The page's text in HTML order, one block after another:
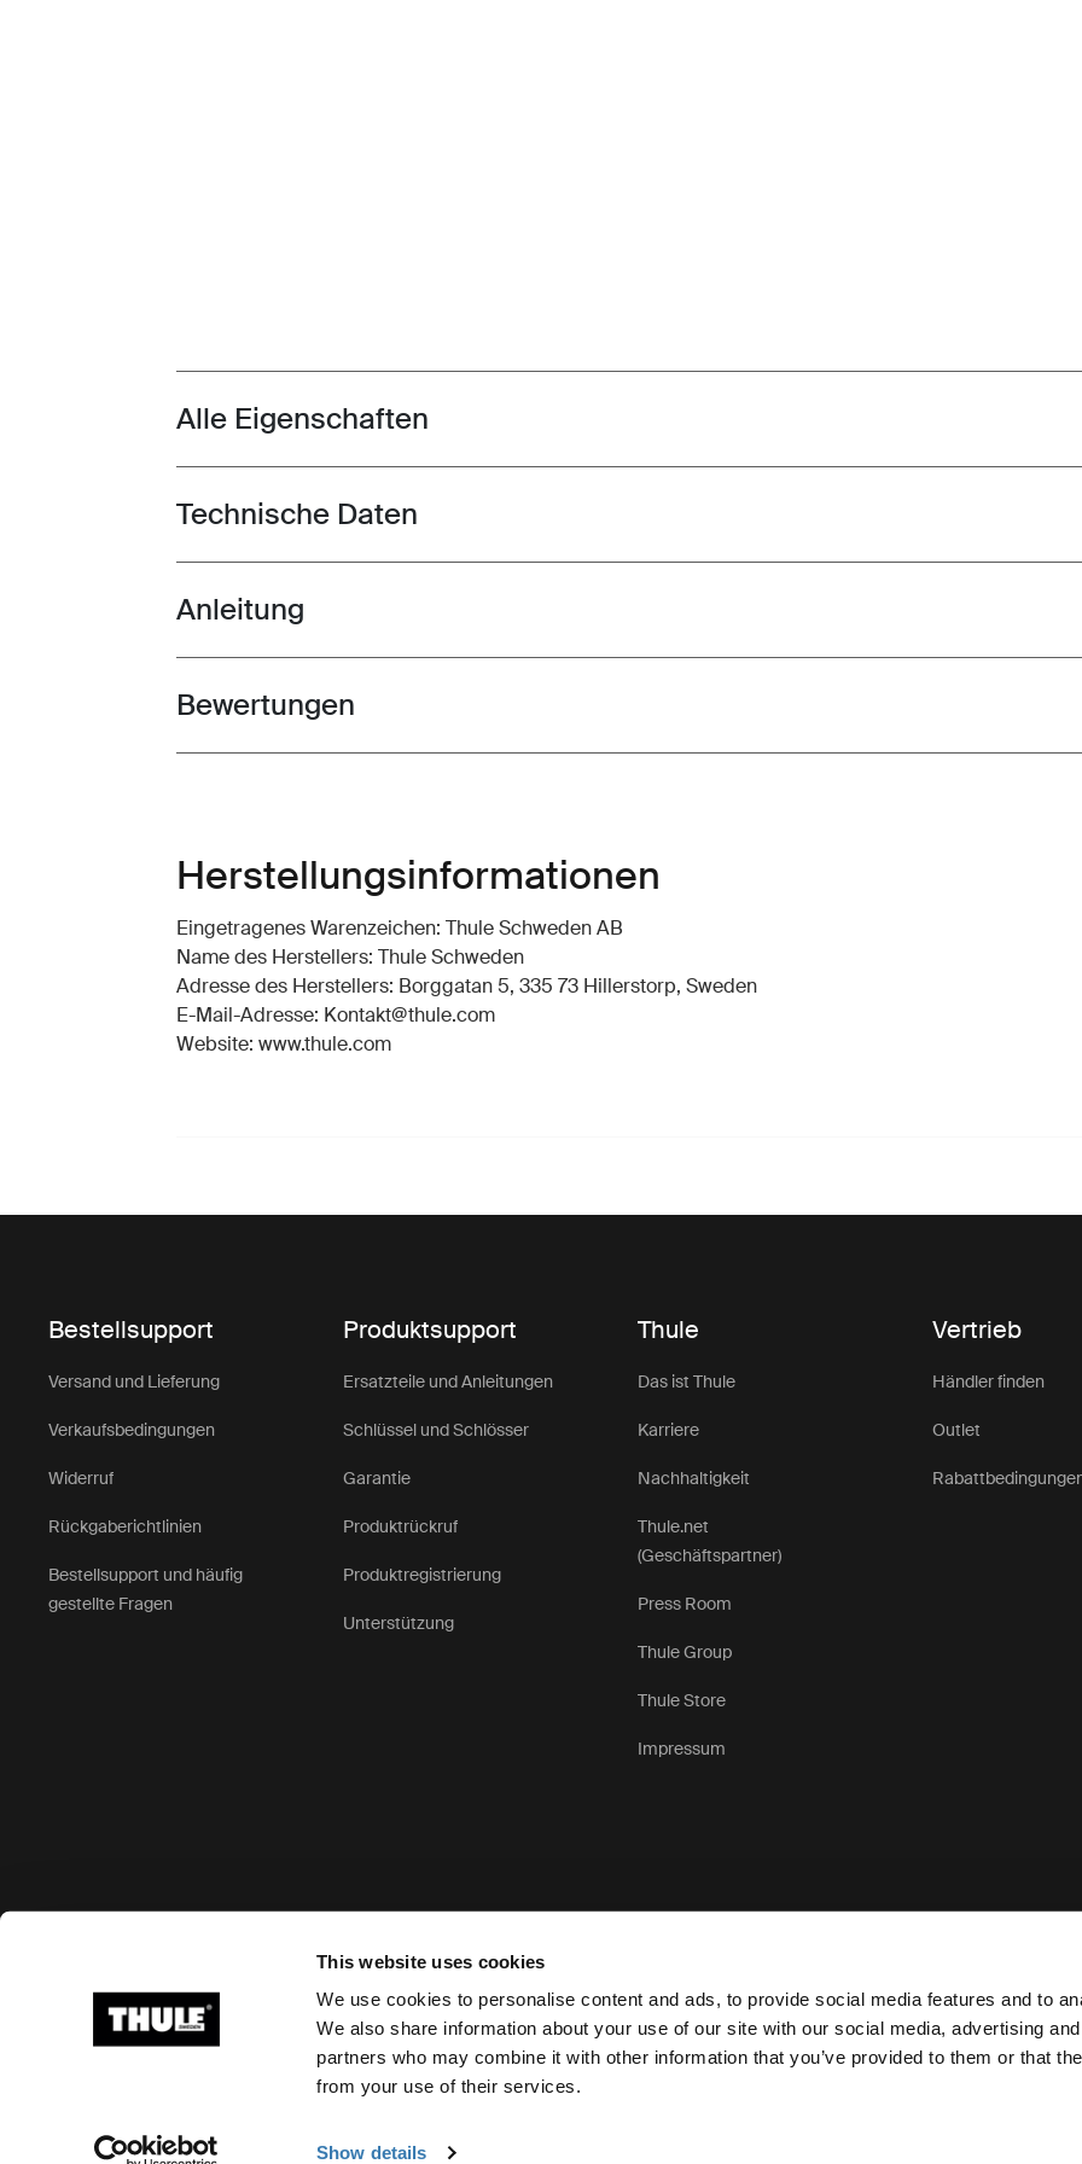
This website uses cookies
We use cookies to personalise content and ads, to provide social media features and to
We also share information about your use of our site with our social media, advertising
partners who may combine it with other information that you’ve provided to them or that
from your use of their services.
Show details
Toggle features
Alle Eigenschaften
Toggle techspec
Technische Daten
Toggle guides and instructions
Anleitung
Toggle overview
Bewertungen
Herstellungsinformationen
Eingetragenes Warenzeichen: Thule Schweden AB
Name des Herstellers: Thule Schweden
Adresse des Herstellers: Borggatan 5, 335 73 Hillerstorp, Sweden
E-Mail-Adresse: Kontakt@thule.com
Website: www.thule.com
Bestellsupport
Versand und Lieferung
Verkaufsbedingungen
Widerruf
Rückgaberichtlinien
Bestellsupport und häufig
gestellte Fragen
Produktsupport
Ersatzteile und Anleitungen
Schlüssel und Schlösser
Garantie
Produktrückruf
Produktregistrierung
Unterstützung
Thule
Das ist Thule
Karriere
Nachhaltigkeit
Thule.net
(Geschäftspartner)
Press Room
Thule Group
Thule Store
Impressum
Vertrieb
Händler finden
Outlet
Ⓒ 2026 Thule Group Alle Rechte vorbehalten Datenschutzerklärung